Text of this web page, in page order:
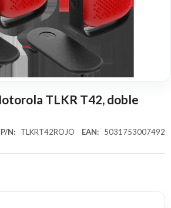
TLKR T42, doble
P/N: TLKRT42ROJO EAN:
5031753007492